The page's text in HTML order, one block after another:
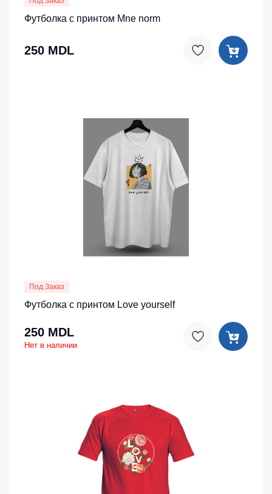
Футболка с принтом Mne norm
250 MDL
Под Заказ
Футболка с принтом Love yourself
250 MDL
Нет в наличии